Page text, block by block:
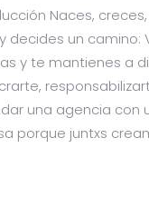
Naces,
un camino:
y te mantienes a
una agencia con
porque juntxs